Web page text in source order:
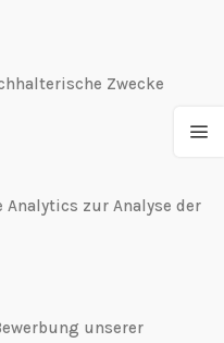
Zwecke
Analytics zur Analyse der
unserer